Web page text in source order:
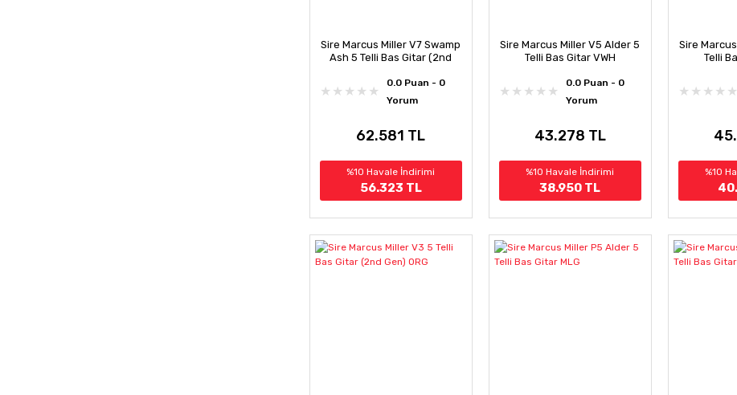
Sire Marcus Miller V7 Swamp
Ash 5 Telli Bas Gitar (2nd
0.0 Puan - 0
Yorum
62.581 TL
%10 Havale İndirimi
56.323 TL
Sire Marcus Miller V5 Alder 5
Telli Bas Gitar VWH
0.0 Puan - 0
Yorum
43.278 TL
%10 Havale İndirimi
38.950 TL
Sire
Telli
%10